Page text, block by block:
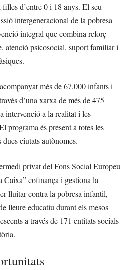
d’entre 0 i 18 anys. El seu
intergeneracional de la pobresa
integral que combina reforç
atenció psicosocial, suport familiar i
més de 67.000 infants i
d’una xarxa de més de 475
intervenció a la realitat i les
programa és present a totes les
ciutats autònomes.
privat del Fons Social Europeu
cofinança i gestiona la
lluitar contra la pobresa infantil,
lleure educatiu durant els mesos
a través de 171 entitats socials